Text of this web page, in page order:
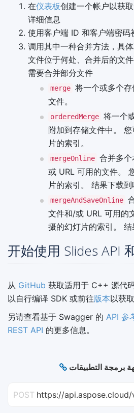
在仪表板创建一个帐户以获
详细信息
使用客户端 ID 和客户端密码
调用其中一种合并方法，具
文件位于何处、合并后的文
需要合并部分文件
merge 将一个或多个
文件。
orderedMerge 将一个
附加到存储文件中。
片的索引。
mergeOnline 合并多
或 URL 可用的文件。
片的索引。 结果下载到
mergeAndSaveOnline
文件和/或 URL 可用的
摄的幻灯片的索引。 结
开始使用 Slides API
从 GitHub 获取适用于 C++ 源代
以自行编译 SDK 或前往版本以获
另请查看基于 Swagger 的 API 参
REST API 的更多信息。
POST https://